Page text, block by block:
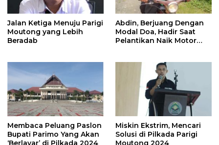
Jalan Ketiga Menuju Parigi
Moutong yang Lebih
Beradab
Abdin, Berjuang Dengan
Modal Doa, Hadir Saat
Pelantikan Naik Motor
Membaca Peluang Paslon
Bupati Parimo Yang Akan
‘Berlayar’ di Pilkada 2024
Miskin Ekstrim, Mencari
Solusi di Pilkada Parigi
Moutong 2024